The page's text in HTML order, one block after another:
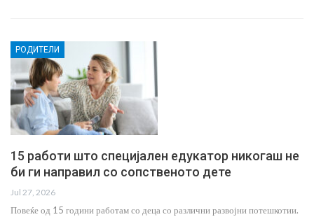
РОДИТЕЛИ
15 работи што специјален едукатор никогаш не
би ги направил со сопственото дете
Jul 27, 2026
Повеќе од 15 години работам со деца со различни развојни потешкотии.